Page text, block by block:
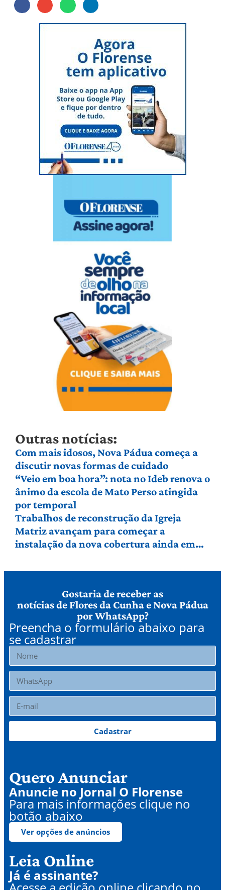
Outras notícias:
Com mais idosos, Nova Pádua começa a
discutir novas formas de cuidado
“Veio em boa hora”: nota no Ideb renova o
ânimo da escola de Mato Perso atingida
por temporal
Trabalhos de reconstrução da Igreja
Matriz avançam para começar a
instalação da nova cobertura ainda em
Gostaria de receber as
notícias de Flores da Cunha e Nova Pádua
por WhatsApp?
Preencha o formulário abaixo para
se cadastrar
Cadastrar
Quero Anunciar
Anuncie no Jornal O Florense
Para mais informações clique no
botão abaixo
Ver opções de anúncios
Leia Online
Já é assinante?